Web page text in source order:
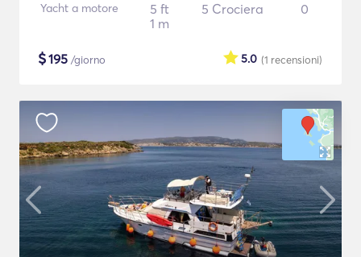
Yacht a motore
5 ft
1 m
5 Crociera 0
$195 /giorno (1 recensioni)
5.0